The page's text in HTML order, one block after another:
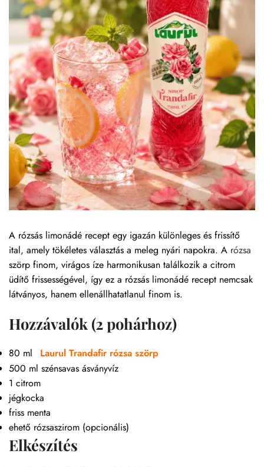
A rózsás limonádé recept egy igazán különleges és frissítő
ital, amely tökéletes választás a meleg nyári napokra. A rózsa
szörp finom, virágos íze harmonikusan találkozik a citrom
üdítő frissességével, így ez a rózsás limonádé recept nemcsak
látványos, hanem ellenállhatatlanul finom is.
Hozzávalók (2 pohárhoz)
80 ml
Laurul Trandafir rózsa szörp
500 ml szénsavas ásványvíz
1 citrom
jégkocka
friss menta
ehető rózsaszirom (opcionális)
Elkészítés